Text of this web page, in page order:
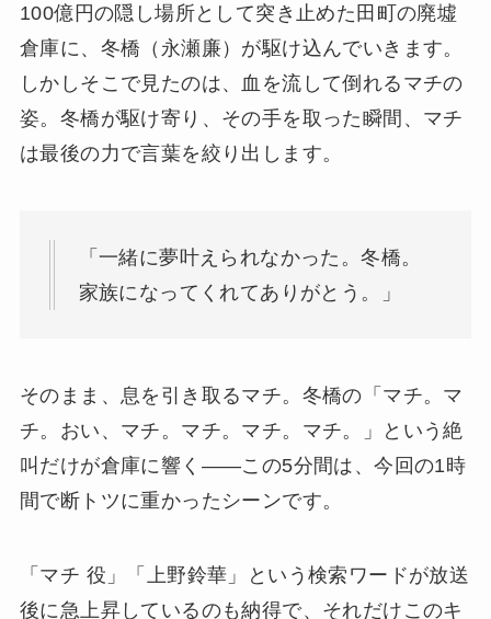
100億円の隠し場所として突き止めた田町の廃墟
倉庫に、冬橋（永瀬廉）が駆け込んでいきます。
しかしそこで見たのは、血を流して倒れるマチの
姿。冬橋が駆け寄り、その手を取った瞬間、マチ
は最後の力で言葉を絞り出します。
「一緒に夢叶えられなかった。冬橋。
家族になってくれてありがとう。」
そのまま、息を引き取るマチ。冬橋の「マチ。マ
チ。おい、マチ。マチ。マチ。マチ。」という絶
叫だけが倉庫に響く——この5分間は、今回の1時
間で断トツに重かったシーンです。
「マチ 役」「上野鈴華」という検索ワードが放送
後に急上昇しているのも納得で、それだけこのキ